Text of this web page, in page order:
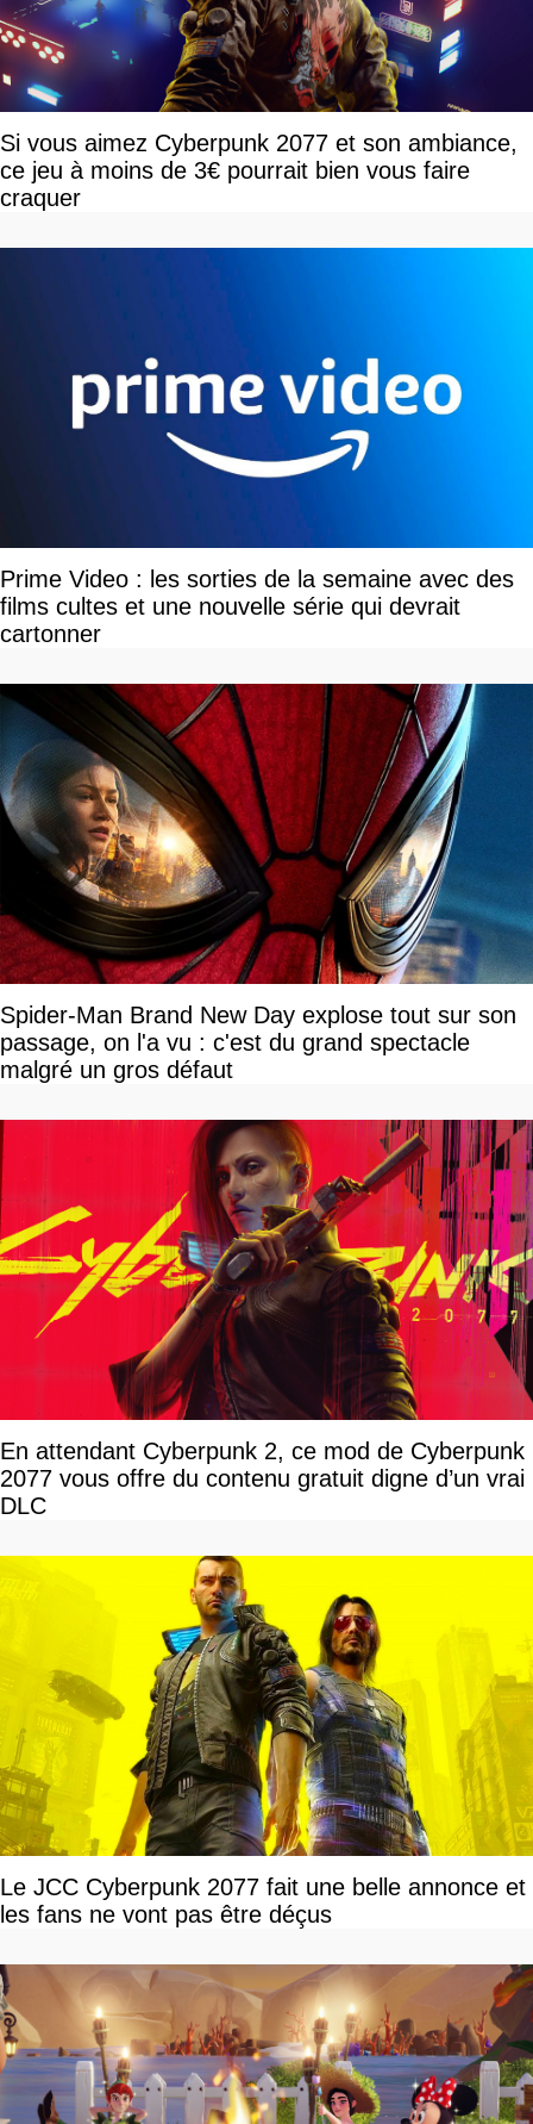
Si vous aimez Cyberpunk 2077 et son ambiance,
ce jeu à moins de 3€ pourrait bien vous faire
craquer
Prime Video : les sorties de la semaine avec des
films cultes et une nouvelle série qui devrait
cartonner
Spider-Man Brand New Day explose tout sur son
passage, on l'a vu : c'est du grand spectacle
malgré un gros défaut
En attendant Cyberpunk 2, ce mod de Cyberpunk
2077 vous offre du contenu gratuit digne d’un vrai
DLC
Le JCC Cyberpunk 2077 fait une belle annonce et
les fans ne vont pas être déçus